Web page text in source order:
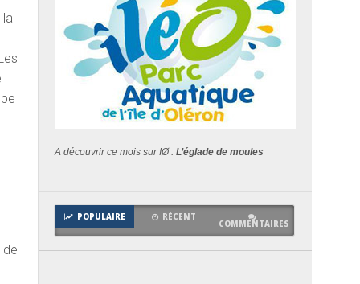
de
A découvrir ce mois sur IØ : L’églade de moules
POPULAIRE RÉCENT
COMMENTAIRES